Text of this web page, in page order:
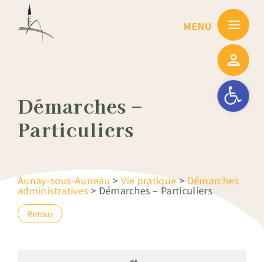
Ouvrir la
Démarches –
Particuliers
Aunay-sous-Auneau >Vie pratique>Démarches
administratives > Démarches – Particuliers
Retour